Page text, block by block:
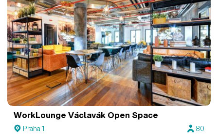
WorkLounge Václavák Open Space
Praha 1
80